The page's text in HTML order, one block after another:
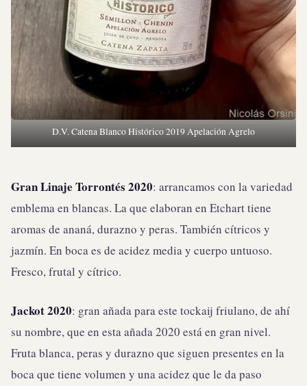
D.V. Catena Blanco Histórico 2019 Apelación Agrelo
Gran Linaje Torrontés 2020: arrancamos con la variedad
emblema en blancas. La que elaboran en Etchart tiene
aromas de ananá, durazno y peras. También cítricos y
jazmín. En boca es de acidez media y cuerpo untuoso.
Fresco, frutal y cítrico.
Jackot 2020: gran añada para este tockaij friulano, de ahí
su nombre, que en esta añada 2020 está en gran nivel.
Fruta blanca, peras y durazno que siguen presentes en la
boca que tiene volumen y una acidez que le da paso